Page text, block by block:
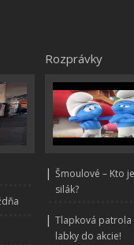
Rozprávky
| Šmoulové – Kto
silák?
| Tlapková patrola
labky do akcie!